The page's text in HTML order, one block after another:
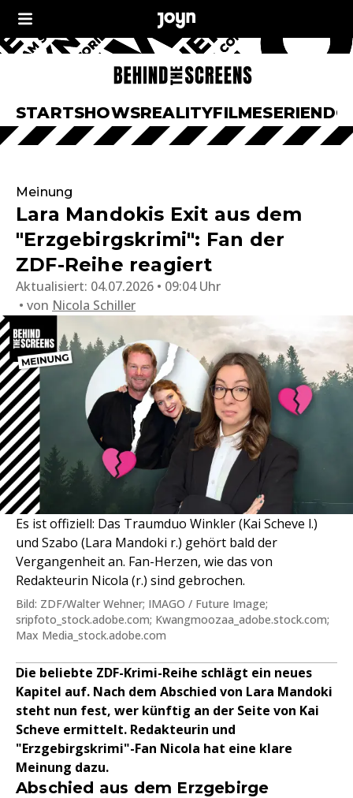
STARTSHOWSREALITYFILMESERIEN
Meinung
Lara Mandokis Exit aus dem
"Erzgebirgskrimi": Fan der
ZDF-Reihe reagiert
Aktualisiert: 04.07.2026 • 09:04 Uhr
von Nicola Schiller
Es ist offiziell: Das Traumduo Winkler (Kai Scheve l.)
und Szabo (Lara Mandoki r.) gehört bald der
Vergangenheit an. Fan-Herzen, wie das von
Redakteurin Nicola (r.) sind gebrochen.
Bild: ZDF/Walter Wehner; IMAGO / Future Image;
sripfoto_stock.adobe.com; Kwangmoozaa_adobe.stock.com;
Max Media_stock.adobe.com
Die beliebte ZDF-Krimi-Reihe schlägt ein neues
Kapitel auf. Nach dem Abschied von Lara Mandoki
steht nun fest, wer künftig an der Seite von Kai
Scheve ermittelt. Redakteurin und
"Erzgebirgskrimi"-Fan Nicola hat eine klare
Meinung dazu.
Abschied aus dem Erzgebirge